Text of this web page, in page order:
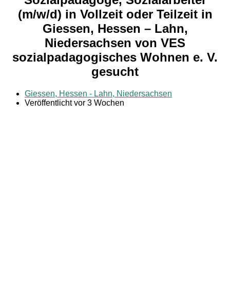
(m/w/d) in Vollzeit oder Teilzeit in
Giessen, Hessen – Lahn,
Niedersachsen von VES
sozialpadagogisches Wohnen e. V.
gesucht
Giessen, Hessen - Lahn, Niedersachsen
Veröffentlicht vor 3 Wochen